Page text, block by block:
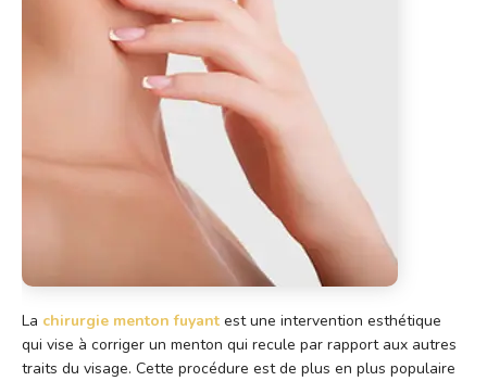
La chirurgie menton fuyant est une intervention esthétique
qui vise à corriger un menton qui recule par rapport aux autres
traits du visage. Cette procédure est de plus en plus populaire